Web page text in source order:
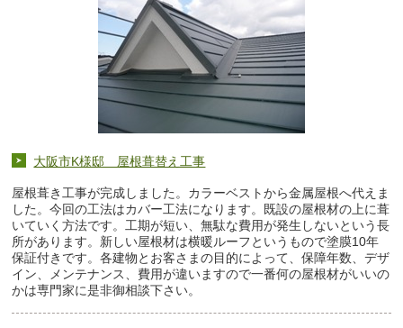
大阪市K様邸 屋根葺替え工事
屋根葺き工事が完成しました。カラーベストから金属屋根へ代えま
した。今回の工法はカバー工法になります。既設の屋根材の上に葺
いていく方法です。工期が短い、無駄な費用が発生しないという長
所があります。 新しい屋根材は横暖ルーフというもので塗膜10年
保証付きです。各建物とお客さまの目的によって、保障年数、デザ
イン、メンテナンス、費用が違いますので一番何の屋根材がいいの
かは専門家に是非御相談下さい。